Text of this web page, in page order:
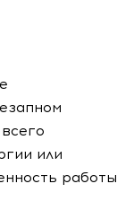
или
работы